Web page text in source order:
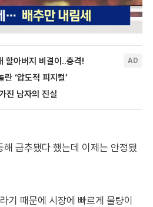
금추됐다 했는데 이제는 안정됐
기 때문에 시장에 빠르게 물량이